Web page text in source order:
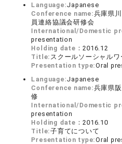
Language:Japanese
Conference name:兵庫県
員連絡協議会研修会
International/Domestic
presentation
Holding date： 2016.12
Title: スクールソーシャル
Presentation type:Oral
Language:Japanese
Conference name:兵庫県
修
International/Domestic
presentation
Holding date： 2016.10
Title:子育てについて
Presentation type:Oral